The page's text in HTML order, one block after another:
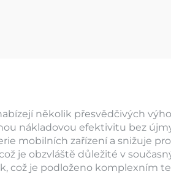
několik přesvědčivých
nákladovou efektivitu bez
mobilních zařízení a snižuje
je obzvláště důležité v
což je podloženo komplexním